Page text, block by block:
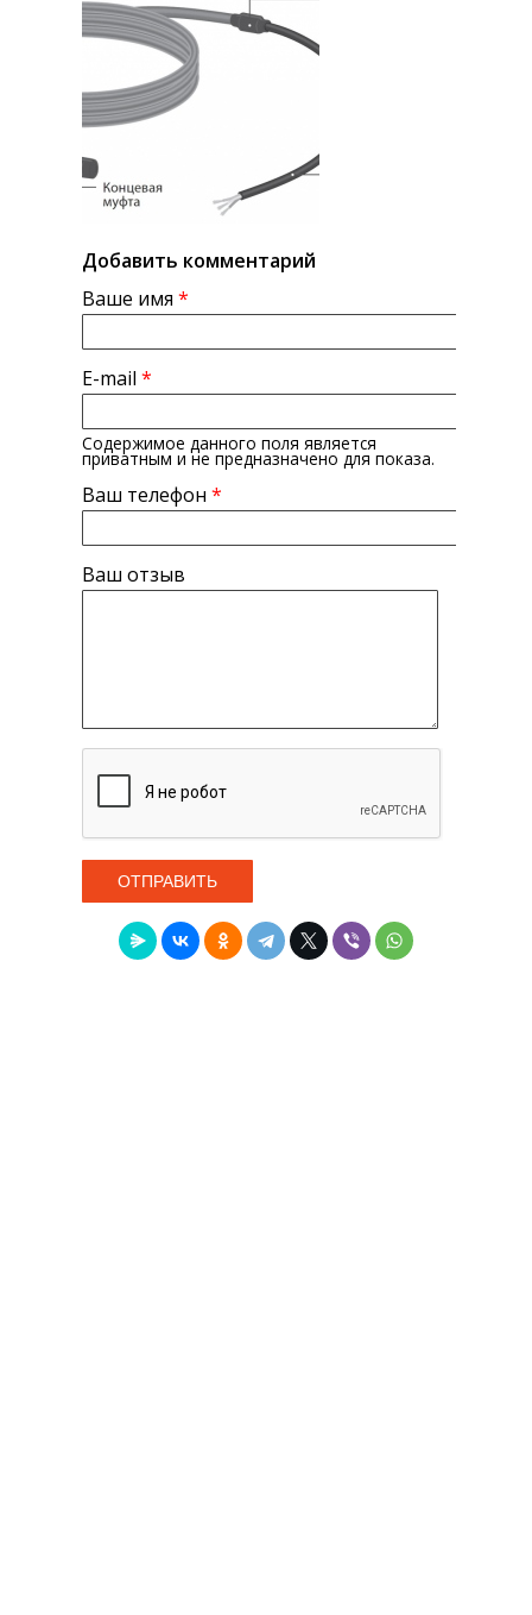
Добавить комментарий
Ваше имя *
E-mail *
Содержимое данного поля является
приватным и не предназначено для показа.
Ваш телефон *
Ваш отзыв